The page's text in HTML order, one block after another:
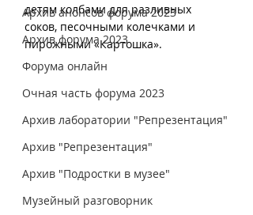
Архив анонсов форума 2023
Архив форума 2023
Форума онлайн
Очная часть форума 2023
Архив лаборатории "Репрезентация"
Архив "Репрезентация"
Архив "Подростки в музее"
Музейный разговорник
детям колбами для разливных
соков, песочными колечками и
пирожными «Картошка».